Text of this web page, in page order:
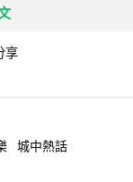
享
城中熱話